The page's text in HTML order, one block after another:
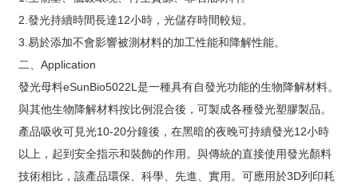
2.發光持續時間長達12小時，光儲存時間較短。
3.易於添加不會影響被測材料的加工性能和降解性能。
二、Application
發光母料eSunBio5022L是一種具有自發光功能的生物降解材料。
與其他生物降解材料按比例混合後，可製成各種發光塑膠製品。
產品吸收可見光10-20分鐘後，在黑暗的夜晚可持續發光12小時
以上，起到安全指示和裝飾的作用。與傳統的直接使用發光顏料
技術相比，該產品環保、科學、先進、實用。可應用於3D列印耗